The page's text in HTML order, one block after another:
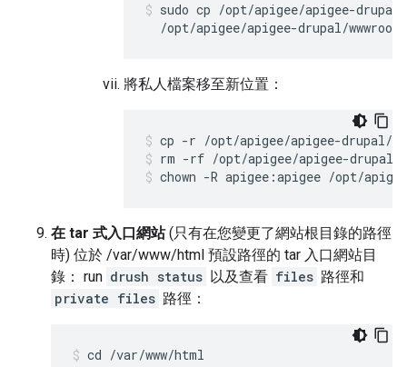
sudo cp /opt/apigee/apigee-
/opt/apigee/apigee-drupal/
將私人檔案移至新位置：
rm -rf /opt/apigee/apigee-
chown -R apigee:apigee /opt/
在 tar 式入口網站(只有在您變更了網站根目錄的路徑
時) 位於 /var/www/html 預設路徑的 tar 入口網站目
錄： run drush status 以及查看 files 路徑和
private files 路徑：